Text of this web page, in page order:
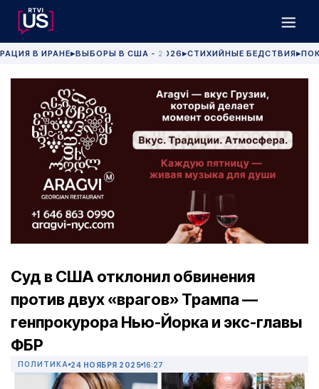
В ИРАНЕ▶ВЫБОРЫ В США - 2026 ▶СТИХИЙНЫЕ БЕДСТВИЯ▶
Суд в США отклонил обвинения
против двух «врагов» Трампа —
генпрокурора Нью-Йорка и экс-главы
ФБР
ПОЛИТИКА 24 НОЯБРЯ 2025 16:27